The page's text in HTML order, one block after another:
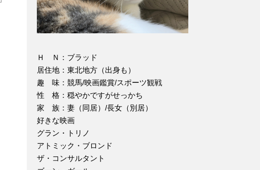
Ｈ Ｎ：ブラッド
居住地：東北地方（出身も）
趣 味：競馬/映画鑑賞/スポーツ観戦
性 格：穏やかですがせっかち
家 族：妻（同居）/長女（別居）
好きな映画
グラン・トリノ
アトミック・ブロンド
ザ・コンサルタント